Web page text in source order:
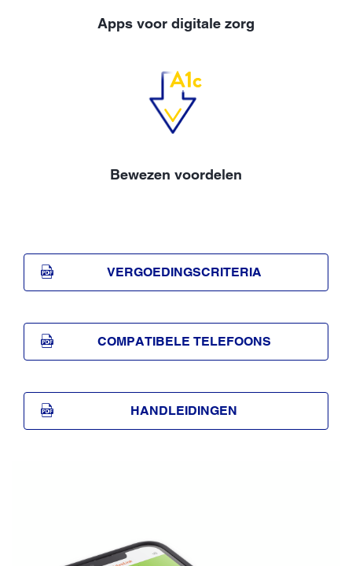
Apps voor digitale zorg
Bewezen voordelen
VERGOEDINGSCRITERIA
COMPATIBELE TELEFOONS
HANDLEIDINGEN